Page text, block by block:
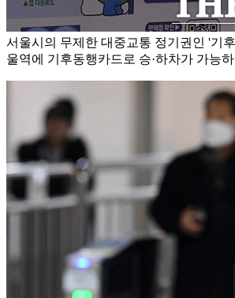
서울시의 무제한 대중교통 정기권인 '기
울역에 기후동행카드로 승·하차가 가능